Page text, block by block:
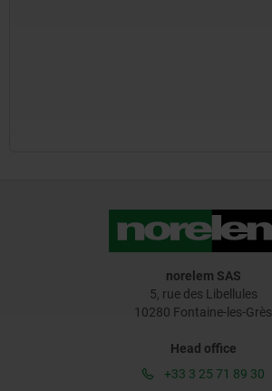
norelem SAS
5, rue des Libellules
10280 Fontaine-les-Grès
Head office
+33 3 25 71 89 30